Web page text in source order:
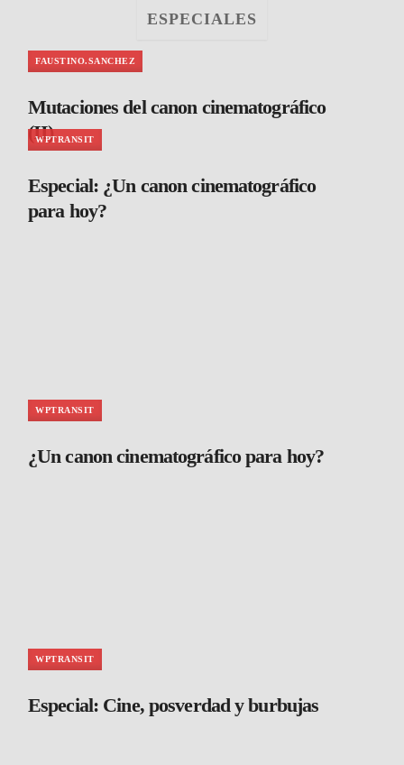
ESPECIALES
FAUSTINO.SANCHEZ
Mutaciones del canon cinematográfico
(II)
WPTRANSIT
Especial: ¿Un canon cinematográfico
para hoy?
WPTRANSIT
¿Un canon cinematográfico para hoy?
WPTRANSIT
Especial: Cine, posverdad y burbujas